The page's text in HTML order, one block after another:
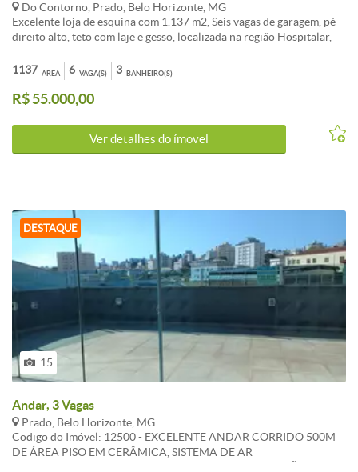
Do Contorno, Prado, Belo Horizonte, MG
Excelente loja de esquina com 1.137 m2, Seis vagas de garagem, pé
direito alto, teto com laje e gesso, localizada na região Hospitalar,
principalmente na área de Saúde. Oportunidade Rara - Valor de
locação mensal avaliado em 65.000,00 por 55.000,00. Conhecer e
Locar
ÁREA
1137 VAGA(S)
6 BANHEIRO(S)
3
R$ 55.000,00
Ver detalhes do ímovel
DESTAQUE
15
Andar, 3 Vagas
Prado, Belo Horizonte, MG
Codigo do Imóvel: 12500 - EXCELENTE ANDAR CORRIDO 500M
DE ÁREA PISO EM CERÂMICA, SISTEMA DE AR